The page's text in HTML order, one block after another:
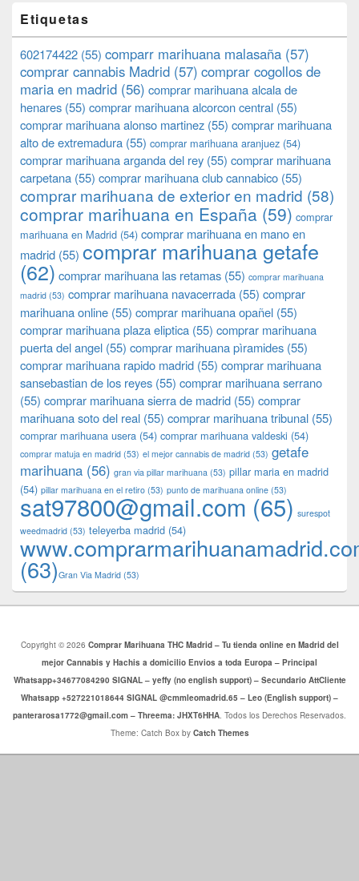
Etiquetas
602174422 (55) comparr marihuana malasaña (57)
comprar cannabis Madrid (57) comprar cogollos de
maria en madrid (56) comprar marihuana alcala de
henares (55) comprar marihuana alcorcon central (55)
comprar marihuana alonso martinez (55) comprar marihuana
alto de extremadura (55) comprar marihuana aranjuez (54)
comprar marihuana arganda del rey (55) comprar marihuana
carpetana (55) comprar marihuana club cannabico (55)
comprar marihuana de exterior en madrid (58)
comprar marihuana en España (59) comprar
marihuana en Madrid (54) comprar marihuana en mano en
madrid (55) comprar marihuana getafe
(62) comprar marihuana las retamas (55) comprar marihuana
madrid (53) comprar marihuana navacerrada (55) comprar
marihuana online (55) comprar marihuana opañel (55)
comprar marihuana plaza eliptica (55) comprar marihuana
puerta del angel (55) comprar marihuana pìramides (55)
comprar marihuana rapido madrid (55) comprar marihuana
sansebastian de los reyes (55) comprar marihuana serrano
(55) comprar marihuana sierra de madrid (55) comprar
marihuana soto del real (55) comprar marihuana tribunal (55)
comprar marihuana usera (54) comprar marihuana valdeski (54)
comprar matuja en madrid (53) el mejor cannabis de madrid (53) getafe
marihuana (56) gran via pillar marihuana (53) pillar maria en madrid
(54) pillar marihuana en el retiro (53) punto de marihuana online (53)
sat97800@gmail.com (65) surespot
weedmadrid (53) teleyerba madrid (54)
(63)​​Gran Via Madrid (53)
Copyright © 2026 Comprar Marihuana THC Madrid – Tu tienda online en Madrid del
mejor Cannabis y Hachis a domicilio Envios a toda Europa – Principal
Whatsapp+34677084290 SIGNAL – yeffy (no english support) – Secundario AttCliente
Whatsapp +527221018644 SIGNAL @cmmleomadrid.65 – Leo (English support) –
panterarosa1772@gmail.com – Threema: JHXT6HHA. Todos los Derechos Reservados.
Theme: Catch Box by Catch Themes